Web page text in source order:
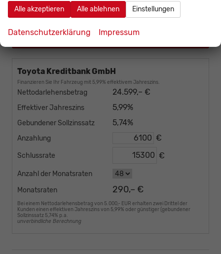
Fahrzeug bestellen
Toyota Kreditbank GmbH
Finanzieren Sie Ihr Fahrzeug mit 5,99% effektivem Jahreszins.
Nettodarlehensbetrag 24.599,– €
Effektiver Jahreszins 5,99%
Gebundener Sollzinssatz 5,74%
Anzahlung €
Schlussrate €
Anzahl der Monatsraten
Monatsraten
290,– €
Bei einem Nettodarlehensbetrag von 5.000,- EUR erhalten zwei Drittel der
Kunden einen effektiven Jahreszins von 5,99% oder günstiger (gebundener
Sollzinssatz 5,74% p.a.
unverbindliche Berechnung
Alle akzeptieren Alle ablehnen Einstellungen
Datenschutzerklärung Impressum